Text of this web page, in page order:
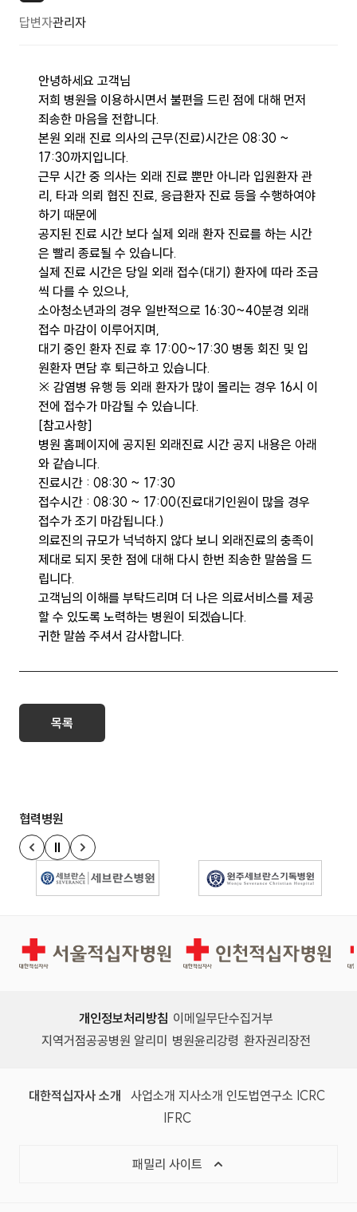
답변자관리자
안녕하세요 고객님
저희 병원을 이용하시면서 불편을 드린 점에 대해 먼저
죄송한 마음을 전합니다.
본원 외래 진료 의사의 근무(진료)시간은 08:30 ~
17:30까지입니다.
근무 시간 중 의사는 외래 진료 뿐만 아니라 입원환자 관
리, 타과 의뢰 협진 진료, 응급환자 진료 등을 수행하여야
하기 때문에
공지된 진료 시간 보다 실제 외래 환자 진료를 하는 시간
은 빨리 종료될 수 있습니다.
실제 진료 시간은 당일 외래 접수(대기) 환자에 따라 조금
씩 다를 수 있으나,
소아청소년과의 경우 일반적으로 16:30~40분경 외래
접수 마감이 이루어지며,
대기 중인 환자 진료 후 17:00~17:30 병동 회진 및 입
원환자 면담 후 퇴근하고 있습니다.
※ 감염병 유행 등 외래 환자가 많이 몰리는 경우 16시 이
전에 접수가 마감될 수 있습니다.
[참고사항]
병원 홈페이지에 공지된 외래진료 시간 공지 내용은 아래
와 같습니다.
진료시간 : 08:30 ~ 17:30
접수시간 : 08:30 ~ 17:00(진료대기인원이 많을 경우
접수가 조기 마감됩니다.)
의료진의 규모가 넉넉하지 않다 보니 외래진료의 충족이
제대로 되지 못한 점에 대해 다시 한번 죄송한 말씀을 드
립니다.
고객님의 이해를 부탁드리며 더 나은 의료서비스를 제공
할 수 있도록 노력하는 병원이 되겠습니다.
귀한 말씀 주셔서 감사합니다.
목록
협력병원
이전 슬라이드
정지
다음 슬라이드
경인권역재활병원 인천적십자병원
개인정보처리방침 이메일무단수집거부
지역거점공공병원 알리미
병원윤리강령 환자권리장전
대한적십자사 소개 사업소개 지사소개 인도법연구소 ICRC
IFRC
패밀리 사이트